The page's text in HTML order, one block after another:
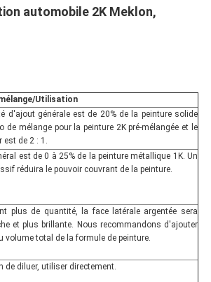
automobile 2K Meklon,
Utilisation
d'ajout générale est de 20% de la peinture solide
de mélange pour la peinture 2K pré-mélangée et le
est de 2 : 1.
est de 0 à 25% de la peinture métallique 1K. Un
réduira le pouvoir couvrant de la peinture.
plus de quantité, la face latérale argentée sera
et plus brillante. Nous recommandons d'ajouter
volume total de la formule de peinture.
de diluer, utiliser directement.